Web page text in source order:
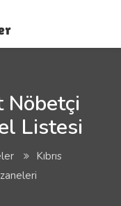
Nöbetçi
Listesi
Kıbrıs